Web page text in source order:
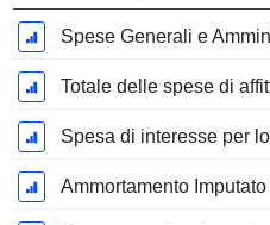
Spese Generali e
Totale delle spese di
Ammortamento